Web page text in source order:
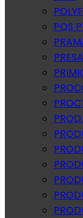
PQS